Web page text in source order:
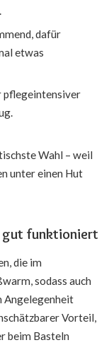
dafür
etwas
pflegeintensiver
Wahl – weil
unter einen Hut
gut funktioniert
die im
sodass auch
Angelegenheit
Vorteil,
beim Basteln